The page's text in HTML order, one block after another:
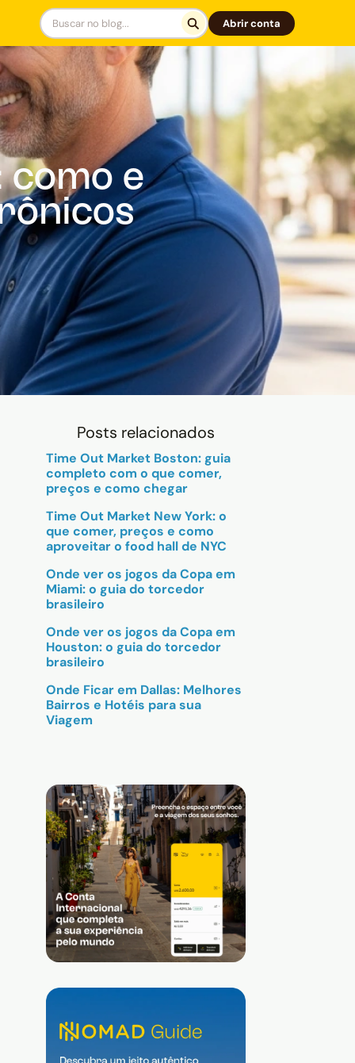
Abrir conta
como e
Posts relacionados
Time Out Market Boston: guia
completo com o que comer,
preços e como chegar
Time Out Market New York: o
que comer, preços e como
aproveitar o food hall de NYC
Onde ver os jogos da Copa em
Miami: o guia do torcedor
brasileiro
Onde ver os jogos da Copa em
Houston: o guia do torcedor
brasileiro
Onde Ficar em Dallas: Melhores
Bairros e Hotéis para sua
Viagem